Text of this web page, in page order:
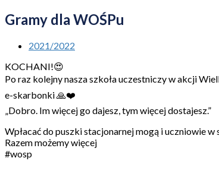
Gramy dla WOŚPu
2021/2022
KOCHANI!😍
Po raz kolejny nasza szkoła uczestniczy w akcji
e-skarbonki 🙏❤️
„Dobro. Im więcej go dajesz, tym więcej dostajesz.”
Wpłacać do puszki stacjonarnej mogą i uczniowie
Razem możemy więcej
#wosp